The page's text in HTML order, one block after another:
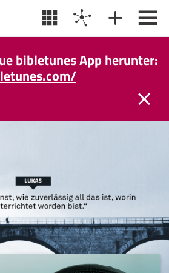
bibletunes App herunter: